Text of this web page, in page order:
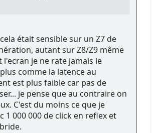
était sensible sur un Z7 de
autant sur Z8/Z9 même
l'ecran je ne rate jamais le
comme la latence au
est plus faible car pas de
je pense que au contraire on
C'est du moins ce que je
1 000 000 de click en reflex et